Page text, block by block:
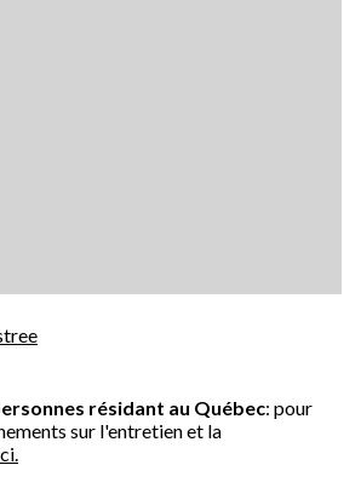
résidant au Québec: pour
sur l'entretien et la